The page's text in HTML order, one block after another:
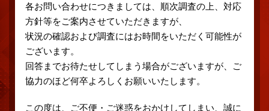
各お問い合わせにつきましては、順次調査の上、対応
方針等をご案内させていただきますが、
状況の確認および調査にはお時間をいただく可能性が
ございます。
回答までお待たせしてしまう場合がございますが、ご
協力のほど何卒よろしくお願いいたします。
この度は、ご不便・ご迷惑をおかけしてしまい、誠に